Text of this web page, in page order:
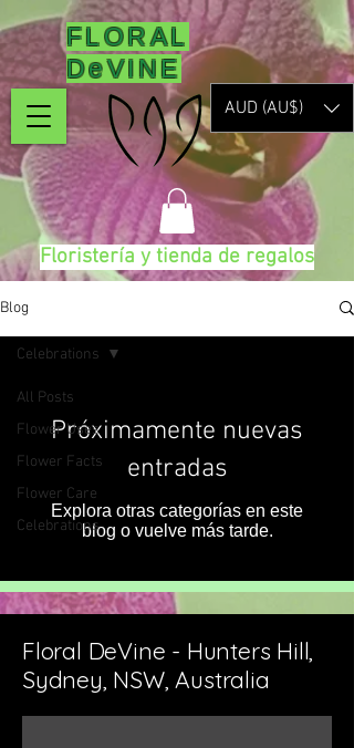
FLORAL
DeVINE
AUD (AU$)
Floristería y tienda de regalos
Blog
All Posts
Flower Uses
Flower Facts
Flower Care
Celebrations
Celebrations
Próximamente nuevas
entradas
Explora otras categorías en este
blog o vuelve más tarde.
Floral DeVine - Hunters Hill,
Sydney, NSW, Australia